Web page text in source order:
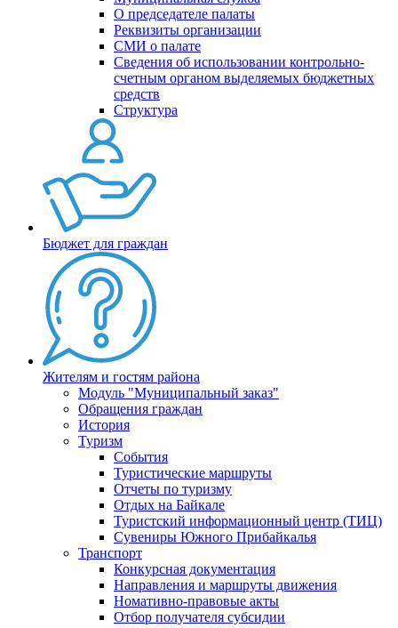
О председателе палаты
Реквизиты организации
СМИ о палате
Сведения об использовании контрольно-
счетным органом выделяемых бюджетных
средств
Структура
Бюджет для граждан
Жителям и гостям района
Модуль "Муниципальный заказ"
Обращения граждан
История
Туризм
События
Туристические маршруты
Отчеты по туризму
Отдых на Байкале
Туристский информационный центр (ТИЦ)
Сувениры Южного Прибайкалья
Транспорт
Конкурсная документация
Направления и маршруты движения
Номативно-правовые акты
Отбор получателя субсидии